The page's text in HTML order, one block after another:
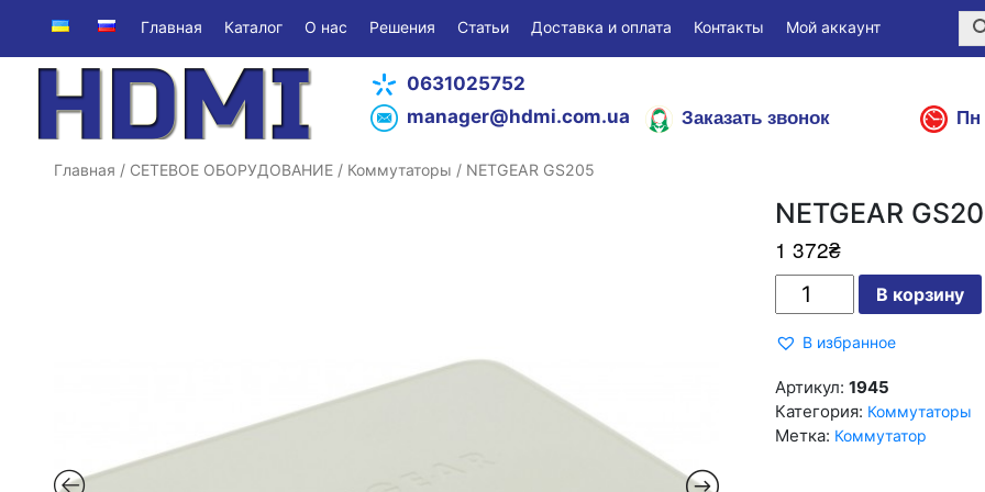
Главная Каталог О нас Решения Статьи Доставка и оплата Контакты Мой аккаунт
0631025752
manager@hdmi.com.ua
Заказать звонок Пн
Главная / СЕТЕВОЕ ОБОРУДОВАНИЕ/ Коммутаторы / NETGEAR GS205
NETGEAR
1 372₴
GS205
В корзину
В избранное
Артикул: 1945
Категория: Коммутаторы
Метка: Коммутатор